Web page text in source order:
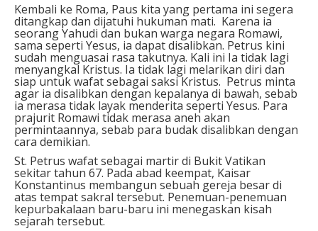
Kembali ke Roma, Paus kita yang pertama ini segera
ditangkap dan dijatuhi hukuman mati. Karena ia
seorang Yahudi dan bukan warga negara Romawi,
sama seperti Yesus, ia dapat disalibkan. Petrus kini
sudah menguasai rasa takutnya. Kali ini Ia tidak lagi
menyangkal Kristus. Ia tidak lagi melarikan diri dan
siap untuk wafat sebagai saksi Kristus. Petrus minta
agar ia disalibkan dengan kepalanya di bawah, sebab
ia merasa tidak layak menderita seperti Yesus. Para
prajurit Romawi tidak merasa aneh akan
permintaannya, sebab para budak disalibkan dengan
cara demikian.
St. Petrus wafat sebagai martir di Bukit Vatikan
sekitar tahun 67. Pada abad keempat, Kaisar
Konstantinus membangun sebuah gereja besar di
atas tempat sakral tersebut. Penemuan-penemuan
kepurbakalaan baru-baru ini menegaskan kisah
sejarah tersebut.